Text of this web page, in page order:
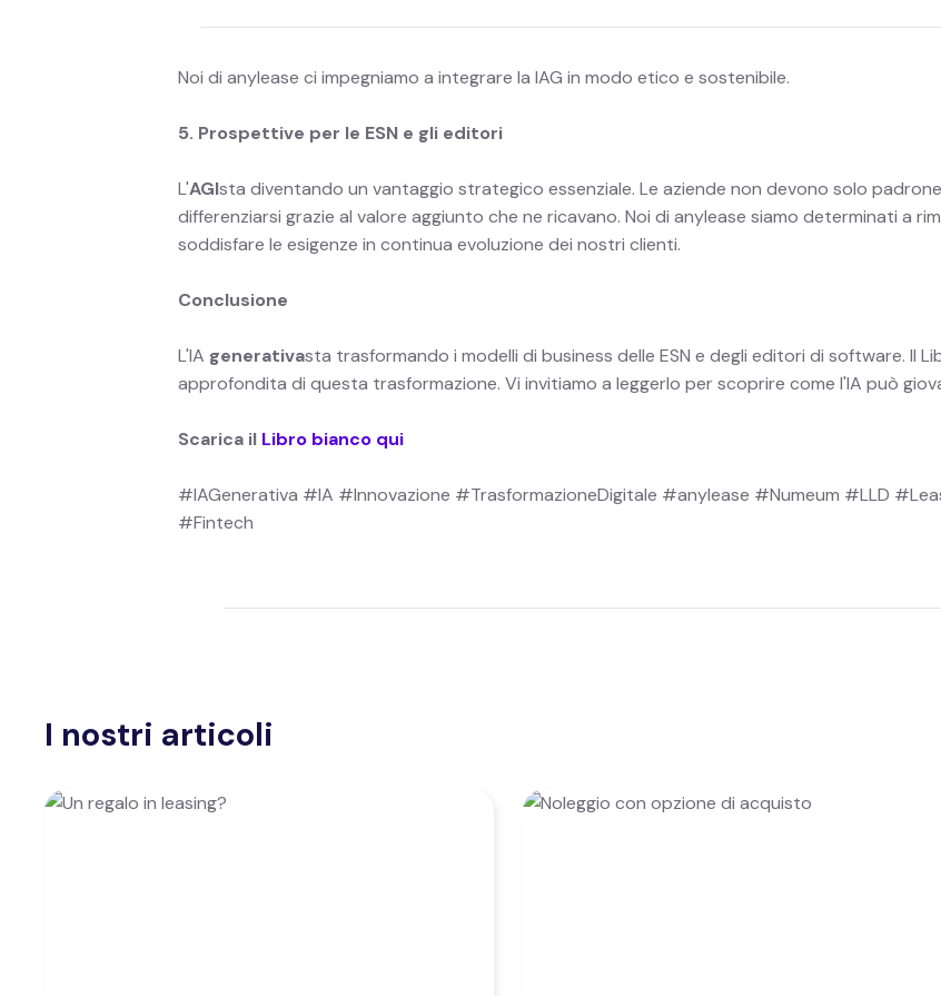
Noi di anylease ci impegniamo a integrare la IAG in modo etico e sostenibile.
5. Prospettive per le ESN e gli editori
L'‍AGIsta diventando un vantaggio strategico essenziale. Le aziende non devono solo
differenziarsi grazie al valore aggiunto che ne ricavano. Noi di anylease siamo determinati a
soddisfare le esigenze in continua evoluzione dei nostri clienti.
Conclusione
L'IA generativasta trasformando i modelli di business delle ESN e degli editori di software. Il
approfondita di questa trasformazione. Vi invitiamo a leggerlo per scoprire come l'IA può
Scarica il Libro bianco qui
#IAGenerativa #IA #Innovazione #TrasformazioneDigitale #anylease #Numeum #LLD
#Fintech
I nostri articoli